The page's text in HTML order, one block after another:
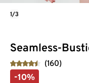
Seamless-
(160)
-10%
1/3